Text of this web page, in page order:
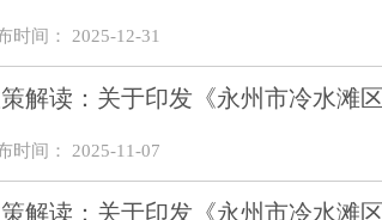
时间： 2025-12-31
解读：关于印发《永州市冷水滩
时间： 2025-11-07
解读：关于印发《永州市冷水滩